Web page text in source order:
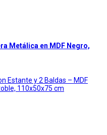
Metálica en MDF Negro,